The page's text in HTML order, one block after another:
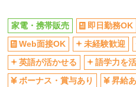
家電・携帯販売 即日勤務OK
Web面接OK
未経験歓迎
英語が活かせる
語学力を
ボーナス・賞与あり
昇給